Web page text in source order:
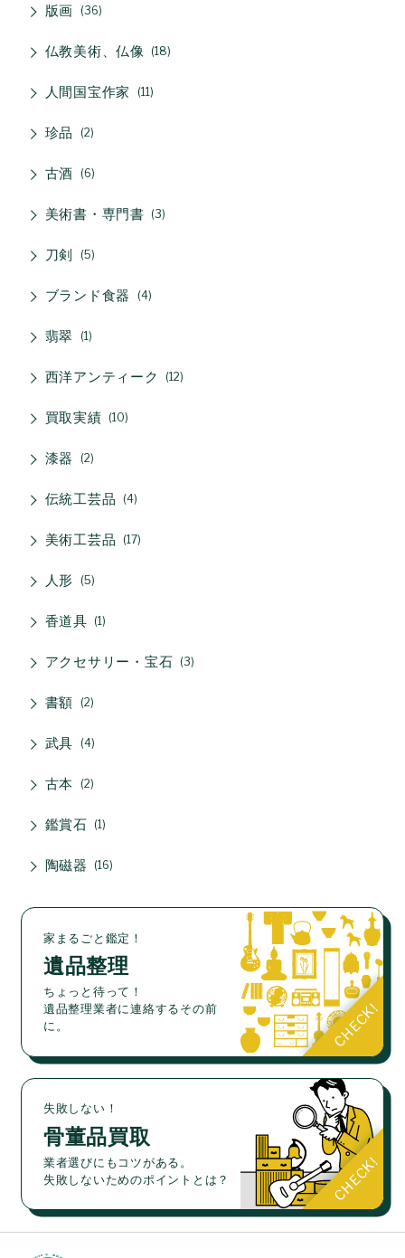
版画 36
仏教美術、仏像 18
人間国宝作家 11
珍品 2
古酒 6
美術書・専門書 3
刀剣 5
ブランド食器 4
翡翠 1
西洋アンティーク 12
買取実績 10
漆器 2
伝統工芸品 4
美術工芸品 17
人形 5
香道具 1
アクセサリー・宝石 3
書額 2
武具 4
古本 2
鑑賞石 1
陶磁器 16
家まるごと鑑定！
遺品整理
ちょっと待って！
遺品整理業者に連絡するその前
に。
失敗しない！
骨董品買取
業者選びにもコツがある。
失敗しないためのポイントとは？